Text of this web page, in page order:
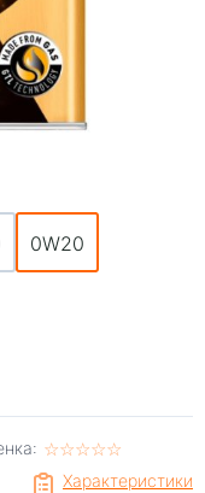
0W20
☆☆☆☆☆
★★★★★
Характеристики